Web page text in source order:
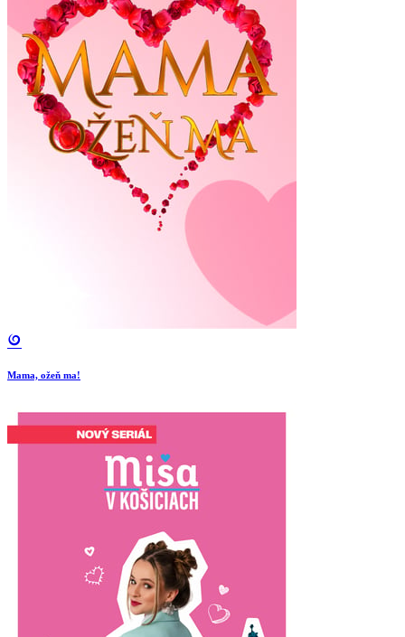
Mama, ožeň ma!